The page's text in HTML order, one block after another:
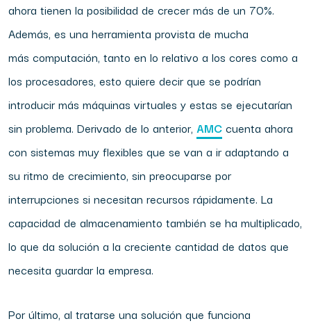
ahora tienen la posibilidad de crecer más de un 70%.
Además, es una herramienta provista de mucha
más computación, tanto en lo relativo a los cores como a
los procesadores, esto quiere decir que se podrían
introducir más máquinas virtuales y estas se ejecutarían
sin problema. Derivado de lo anterior, AMCcuenta ahora
con sistemas muy flexibles que se van a ir adaptando a
su ritmo de crecimiento, sin preocuparse por
interrupciones si necesitan recursos rápidamente. La
capacidad de almacenamiento también se ha multiplicado,
lo que da solución a la creciente cantidad de datos que
necesita guardar la empresa.
Por último, al tratarse una solución que funciona